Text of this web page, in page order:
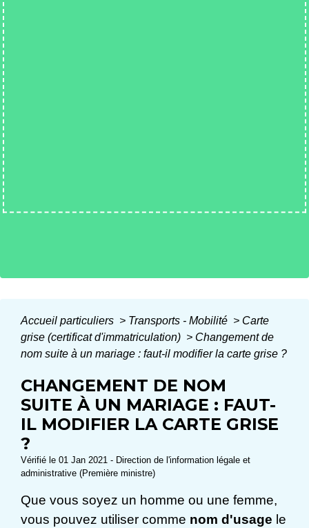
Accueil particuliers > Transports - Mobilité > Carte
grise (certificat d'immatriculation) > Changement de
nom suite à un mariage : faut-il modifier la carte grise ?
CHANGEMENT DE NOM
SUITE À UN MARIAGE : FAUT-
IL MODIFIER LA CARTE GRISE
?
Vérifié le 01 Jan 2021 - Direction de l'information légale et
administrative (Première ministre)
Que vous soyez un homme ou une femme,
vous pouvez utiliser comme nom d'usage le